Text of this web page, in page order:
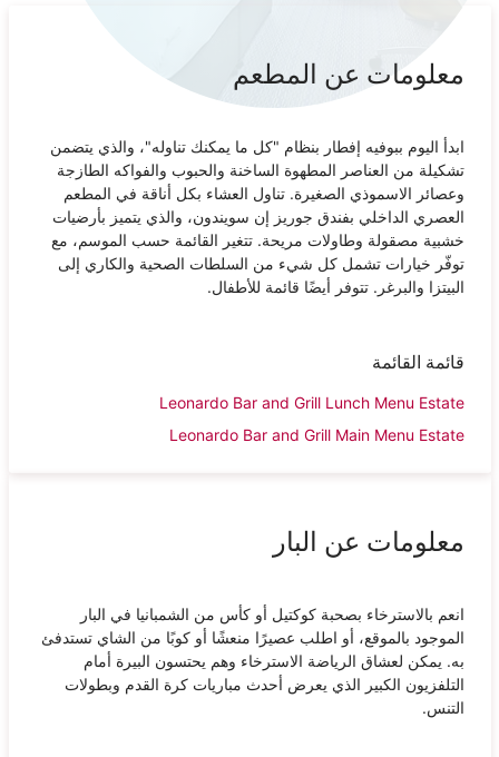
معلومات عن المطعم
ابدأ اليوم ببوفيه إفطار بنظام "كل ما يمكنك تناوله"، والذي يتضمن
تشكيلة من العناصر المطهوة الساخنة والحبوب والفواكه الطازجة
وعصائر الاسموذي الصغيرة. تناول العشاء بكل أناقة في المطعم
العصري الداخلي بفندق جوريز إن سويندون، والذي يتميز بأرضيات
خشبية مصقولة وطاولات مريحة. تتغير القائمة حسب الموسم، مع
توفّر خيارات تشمل كل شيء من السلطات الصحية والكاري إلى
البيتزا والبرغر. تتوفر أيضًا قائمة للأطفال.
قائمة القائمة
Leonardo Bar and Grill Lunch Menu Estate
Leonardo Bar and Grill Main Menu Estate
معلومات عن البار
انعم بالاسترخاء بصحبة كوكتيل أو كأس من الشمبانيا في البار
الموجود بالموقع، أو اطلب عصيرًا منعشًا أو كوبًا من الشاي تستدفئ
به. يمكن لعشاق الرياضة الاسترخاء وهم يحتسون البيرة أمام
التلفزيون الكبير الذي يعرض أحدث مباريات كرة القدم وبطولات
التنس.